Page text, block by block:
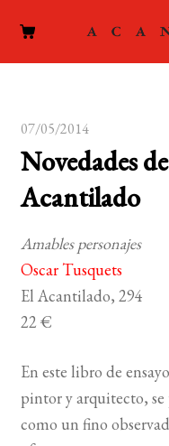
07/05/2014
Novedades
Acantilado
Amables personajes
Oscar Tusquets
El Acantilado, 294
22 €
En este libro de
pintor y arquitecto,
como un fino